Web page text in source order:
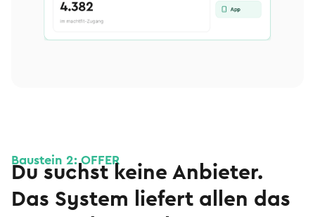
Baustein 2: OFFER
Du suchst keine Anbieter.
Das System liefert allen das